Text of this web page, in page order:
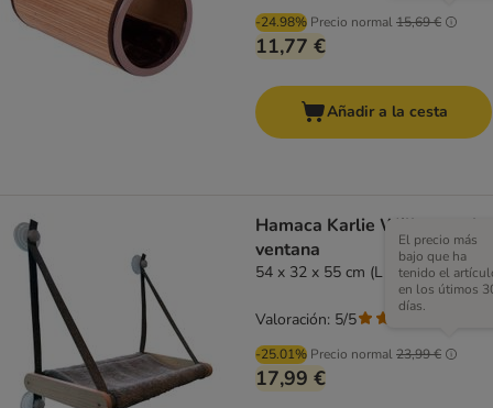
-24.98% Precio normal15,69 €
11,77 €
Añadir a la cesta
Hamaca Karlie Willo para la
ventana
54 x 32 x 55 cm (L x An x Al)
-25.01% Precio normal23,99 €
El precio más
bajo que ha
tenido el
en los útimos
días.
17,99 €
Valoración: 5/5